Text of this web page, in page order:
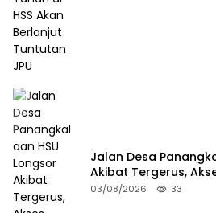
Jalan Desa
Akibat Tergerus,
03/08/2026 33